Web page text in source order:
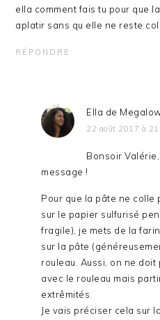
ella comment fais tu pour que
aplatir sans qu elle ne reste
RÉPONDRE
Ella de
22 août 2017 à
Bonsoir
message !
Pour que la pâte ne colle
sur le papier sulfurisé
fragile), je mets de la
sur la pâte
rouleau. Aussi, on ne
avec le rouleau mais
extrêmités.
Je vais préciser cela sur